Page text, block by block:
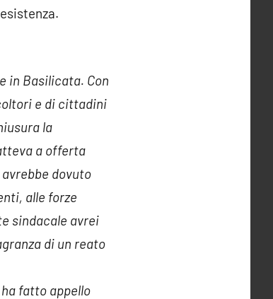
in Basilicata. Con
e di cittadini
la
a offerta
dovuto
alle forze
sindacale avrei
di un reato
fatto appello